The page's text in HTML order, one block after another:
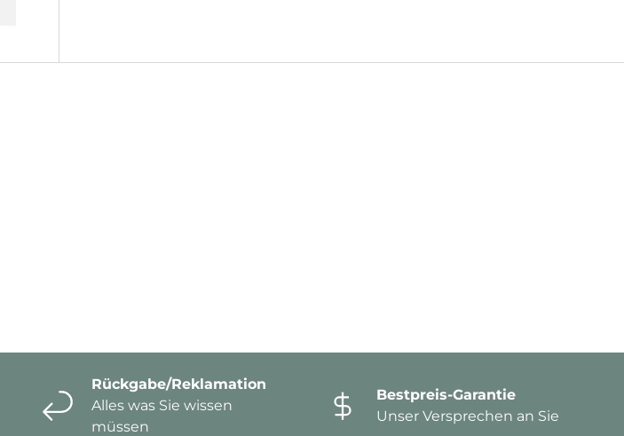
Rückgabe/Reklamation
Alles was Sie wissen
müssen
Bestpreis-Garantie
Unser Versprechen an Sie